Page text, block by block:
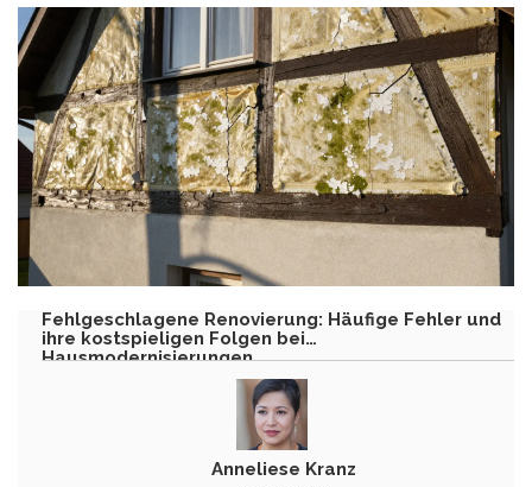
Fehlgeschlagene Renovierung: Häufige Fehler und
ihre kostspieligen Folgen bei
Hausmodernisierungen
Anneliese Kranz